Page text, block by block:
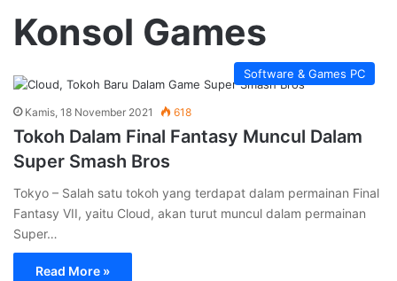
Konsol Games
Software & Games PC
Kamis, 18 November 2021 618
Tokoh Dalam Final Fantasy Muncul Dalam
Super Smash Bros
Tokyo – Salah satu tokoh yang terdapat dalam permainan Final
Fantasy VII, yaitu Cloud, akan turut muncul dalam permainan
Super…
Read More »